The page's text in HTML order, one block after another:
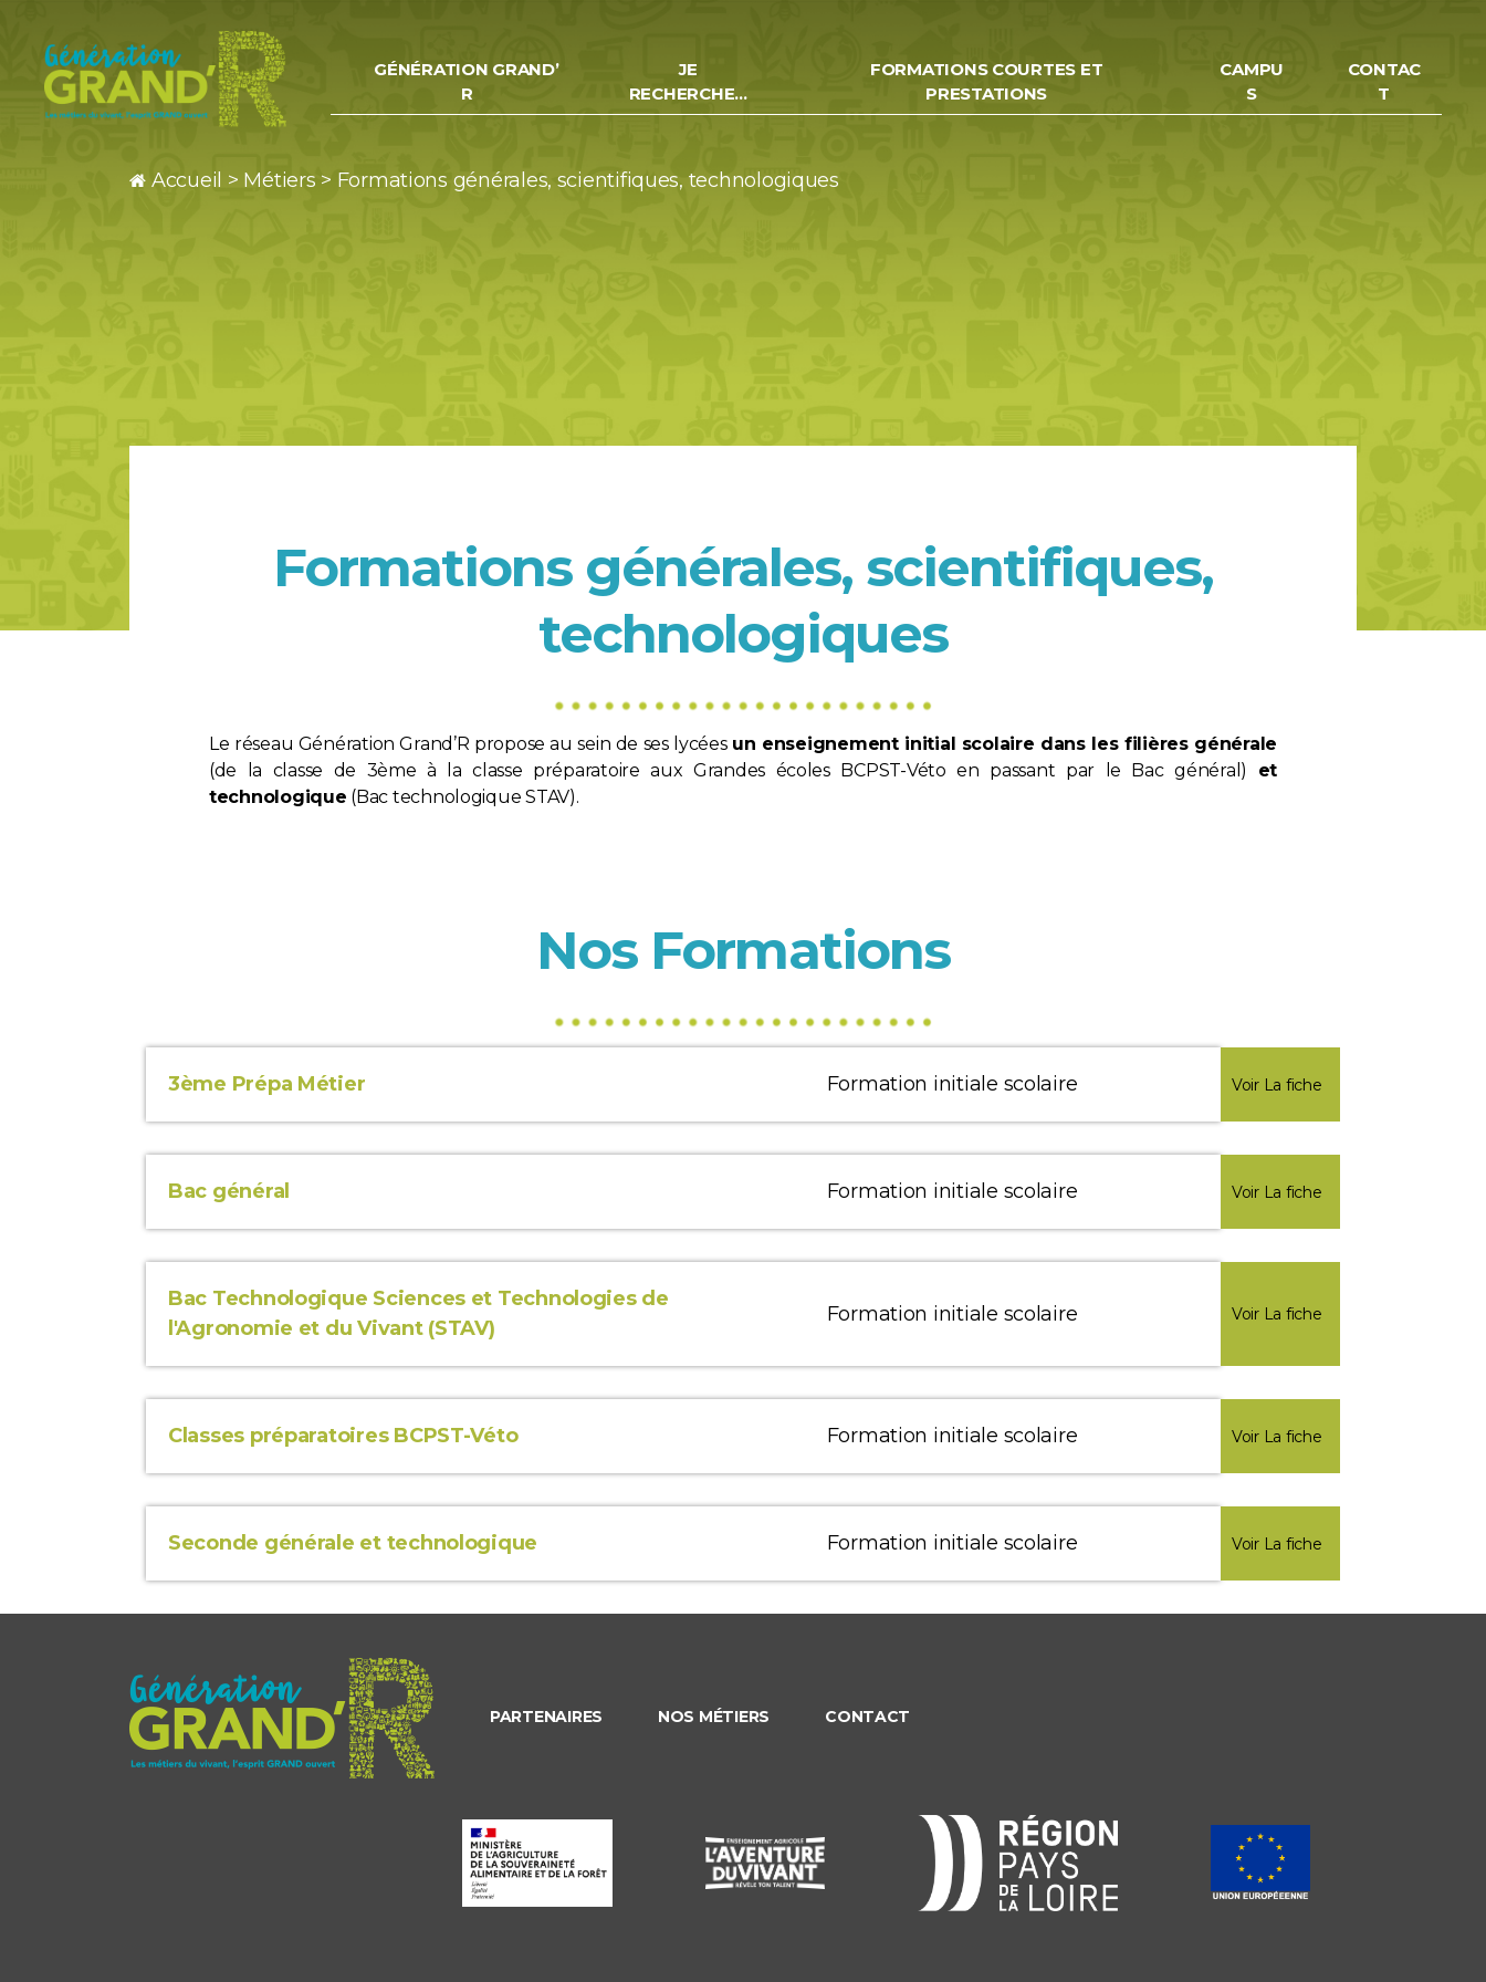
GÉNÉRATION GRAND’
R
JE
RECHERCHE…
FORMATIONS COURTES ET
PRESTATIONS
CAMPU
S
CONTAC
T
Accueil > Métiers > Formations générales, scientifiques, technologiques
Formations générales, scientifiques,
technologiques
Le réseau Génération Grand’R propose au sein de ses lycées un enseignement initial scolaire dans les filières générale
(de la classe de 3ème à la classe préparatoire aux Grandes écoles BCPST-Véto en passant par le Bac général) et
technologique (Bac technologique STAV).
Nos Formations
3ème Prépa Métier Formation initiale scolaire Voir La fiche
Bac général Formation initiale scolaire Voir La fiche
Bac Technologique Sciences et Technologies de
l'Agronomie et du Vivant (STAV)
Formation initiale scolaire Voir La fiche
Classes préparatoires BCPST-Véto Formation initiale scolaire Voir La fiche
Seconde générale et technologique Formation initiale scolaire Voir La fiche
PARTENAIRES NOS MÉTIERS CONTACT